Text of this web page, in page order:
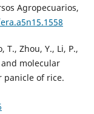
Agropecuarios,
T., Zhou, Y., Li, P.,
and molecular
of rice.